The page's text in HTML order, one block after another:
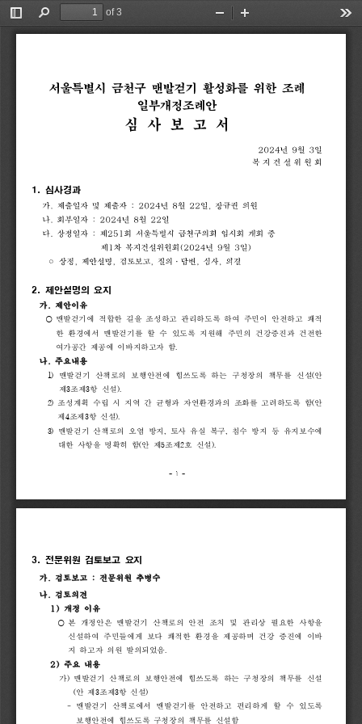
Toggle
Sidebar
Find
of 3
Zoom
Out
In
- 1 -
서울특별시 금천구 맨발걷기 활성화를 위한 조례
일부개정조례안
심 사 보 고 서
2024년 9월 3일
복 지 건 설 위 원 회
1. 심사경과
가 제출일자 및 제출자 : 2024년 8월 22일 장규권
의원
나
회부일자 : 2024년 8월 22일
다
상정일자 : 제251 회 서울특별시 금천구의회 임시회 개회 중
제 1 차 복지건설위원회(2024년 9월 3일)
◦
상정 제안설명 검토보고 질의 답변 심사 의결
2. 제안설명의 요지
가
제안이유
⃝ 맨발걷기에 적합한 길을 조성하고 관리하도록 하여 주민이 안전하고
쾌적
한 환경에서 맨발걷기를 할 수 있도록 지원해 주민의 건강증진과 건전한
여가공간 제공에 이바지하고자 함.
나
주요내용
1)
맨발걷기 산책로의 보행안전에 힘쓰도록 하는 구청장의 책무를 신설(안
제3조제3항 신설).
2) 조성계획 수립 시 지역 간 균형과 자연환경과의 조화를 고려하도록 함(안
제4조제3항 신설).
3)
맨발걷기 산책로의 오염 방지 토사 유실 복구 침수 방지 등 유지보수에
대한 사항을 명확히 함(안 제5조제2호 신설).
3. 전문위원 검토보고 요지
가 검토보고 : 전문위원
추병수
나
검토의견
1) 개정 이유
⃝ 본 개정안은 맨발걷기 산책로의 안전 조치 및 관리상 필요한
사항을
신설하여
주민들에게 보다 쾌적한 환경을 제공하며 건강 증진에
이바
지 하고자 의원 발의되었음.
2) 주요
내용
가) 맨발걷기 산책로의 보행안전에 힘쓰도록 하는 구청장의 책무를
신설
(안 제3조제3항 신설)
-
맨발걷기 산책로에서 맨발걷기를 안전하고 편리하게 할 수
있도록
보행안전에
힘쓰도록 구청장의 책무를 신설함